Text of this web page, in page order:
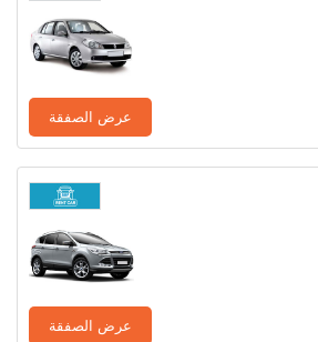
عرض الصفقة
عرض الصفقة